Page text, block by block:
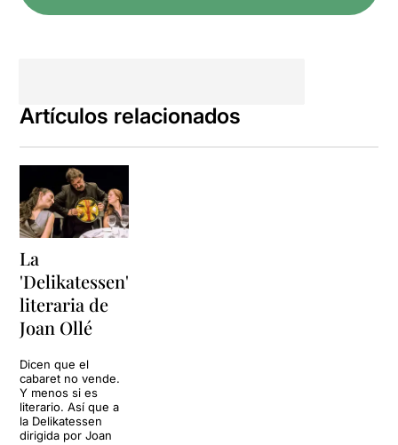
cuina lleidatana com els
canvis de registre ni
Artículos relacionados
La
'Delikatessen'
literaria de
Joan Ollé
Dicen que el
cabaret no vende.
Y menos si es
literario. Así que a
la Delikatessen
dirigida por Joan